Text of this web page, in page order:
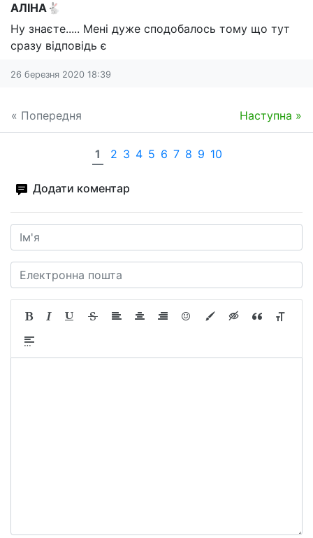
АЛІНА🐇
Ну знаєте..... Мені дуже сподобалось тому що тут
сразу відповідь є
26 березня 2020 18:39
« Попередня Наступна »
1 2 3 4 5 6 7 8 9 10
Додати коментар